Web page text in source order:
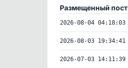
Размещенный пост
2026-08-04 04:18:03
2026-08-03 19:34:41
2026-07-03 14:11:39